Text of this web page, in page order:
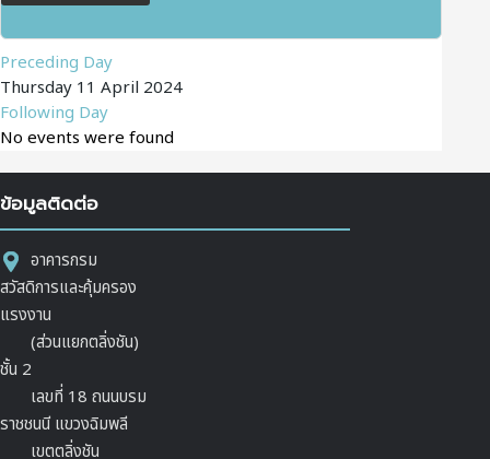
Preceding Day
Thursday 11 April 2024
Following Day
No events were found
ข้อมูลติดต่อ
อาคารกรม
สวัสดิการและคุ้มครอง
แรงงาน
(ส่วนแยกตลิ่งชัน)
ชั้น 2
เลขที่ 18 ถนนบรม
ราชชนนี แขวงฉิมพลี
เขตตลิ่งชัน